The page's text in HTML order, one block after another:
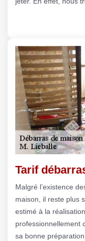
Tarif
Malgré l’existence
maison, il reste plus
estimé à la
professionnellement
sa bonne